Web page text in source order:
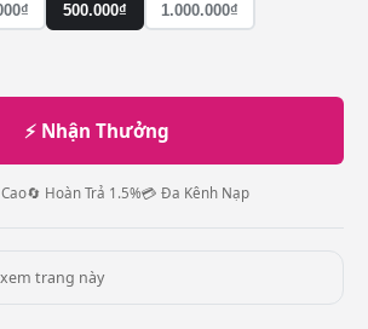
500.000₫ 1.000.000₫
⚡ Nhận Thưởng
🔄 Hoàn Trả 1.5%💳 Đa Kênh Nạp
trang này